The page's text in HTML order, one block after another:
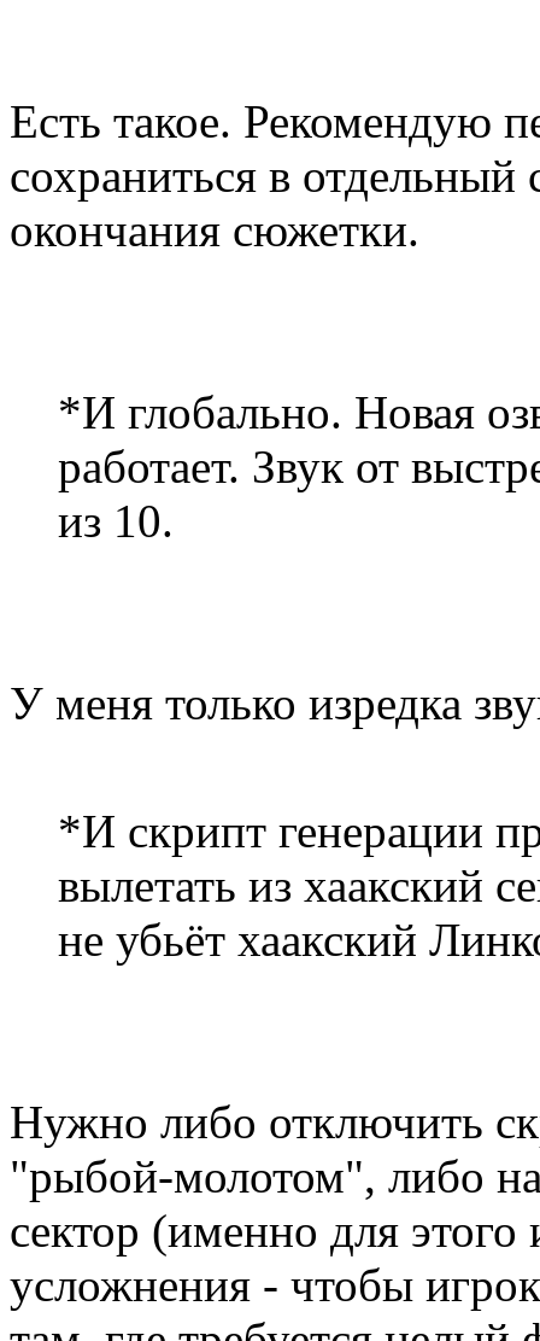
Есть такое. Рекомендую
сохраниться в отдельный
окончания сюжетки.
*И глобально. Новая
работает. Звук от
из 10.
У меня только изредка
*И скрипт генерации
вылетать из хаакский
не убьёт хаакский
Нужно либо отключить
"рыбой-молотом", либо
сектор (именно для
усложнения - чтобы